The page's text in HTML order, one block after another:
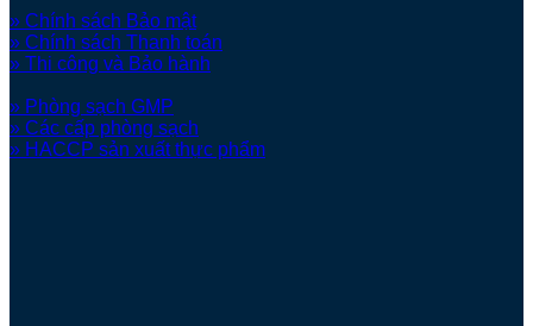
» Chính sách Bảo mật
» Chính sách Thanh toán
» Thi công và Bảo hành
» Phòng sạch GMP
» Các cấp phòng sạch
» HACCP sản xuất thực phẩm